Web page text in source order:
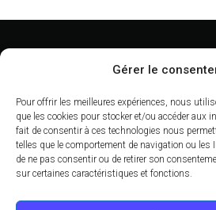
Gérer le
Pour offrir les meilleures expériences, nous
que les cookies pour stocker et/ou accéder aux
fait de consentir à ces technologies nous
telles que le comportement de navigation ou les
de ne pas consentir ou de retirer son
sur certaines caractéristiques et fonctions.
A propos
Arrondissement
Monuments de